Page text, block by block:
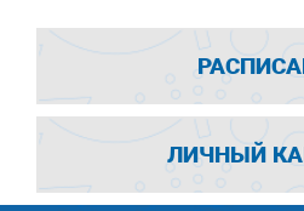
ЛИЧНЫЙ